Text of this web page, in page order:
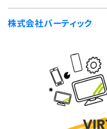
新卒エージェント
インタビュー
就活成功ガイド
4択課題
再チャレンジ結果一覧
株式会社バーティック